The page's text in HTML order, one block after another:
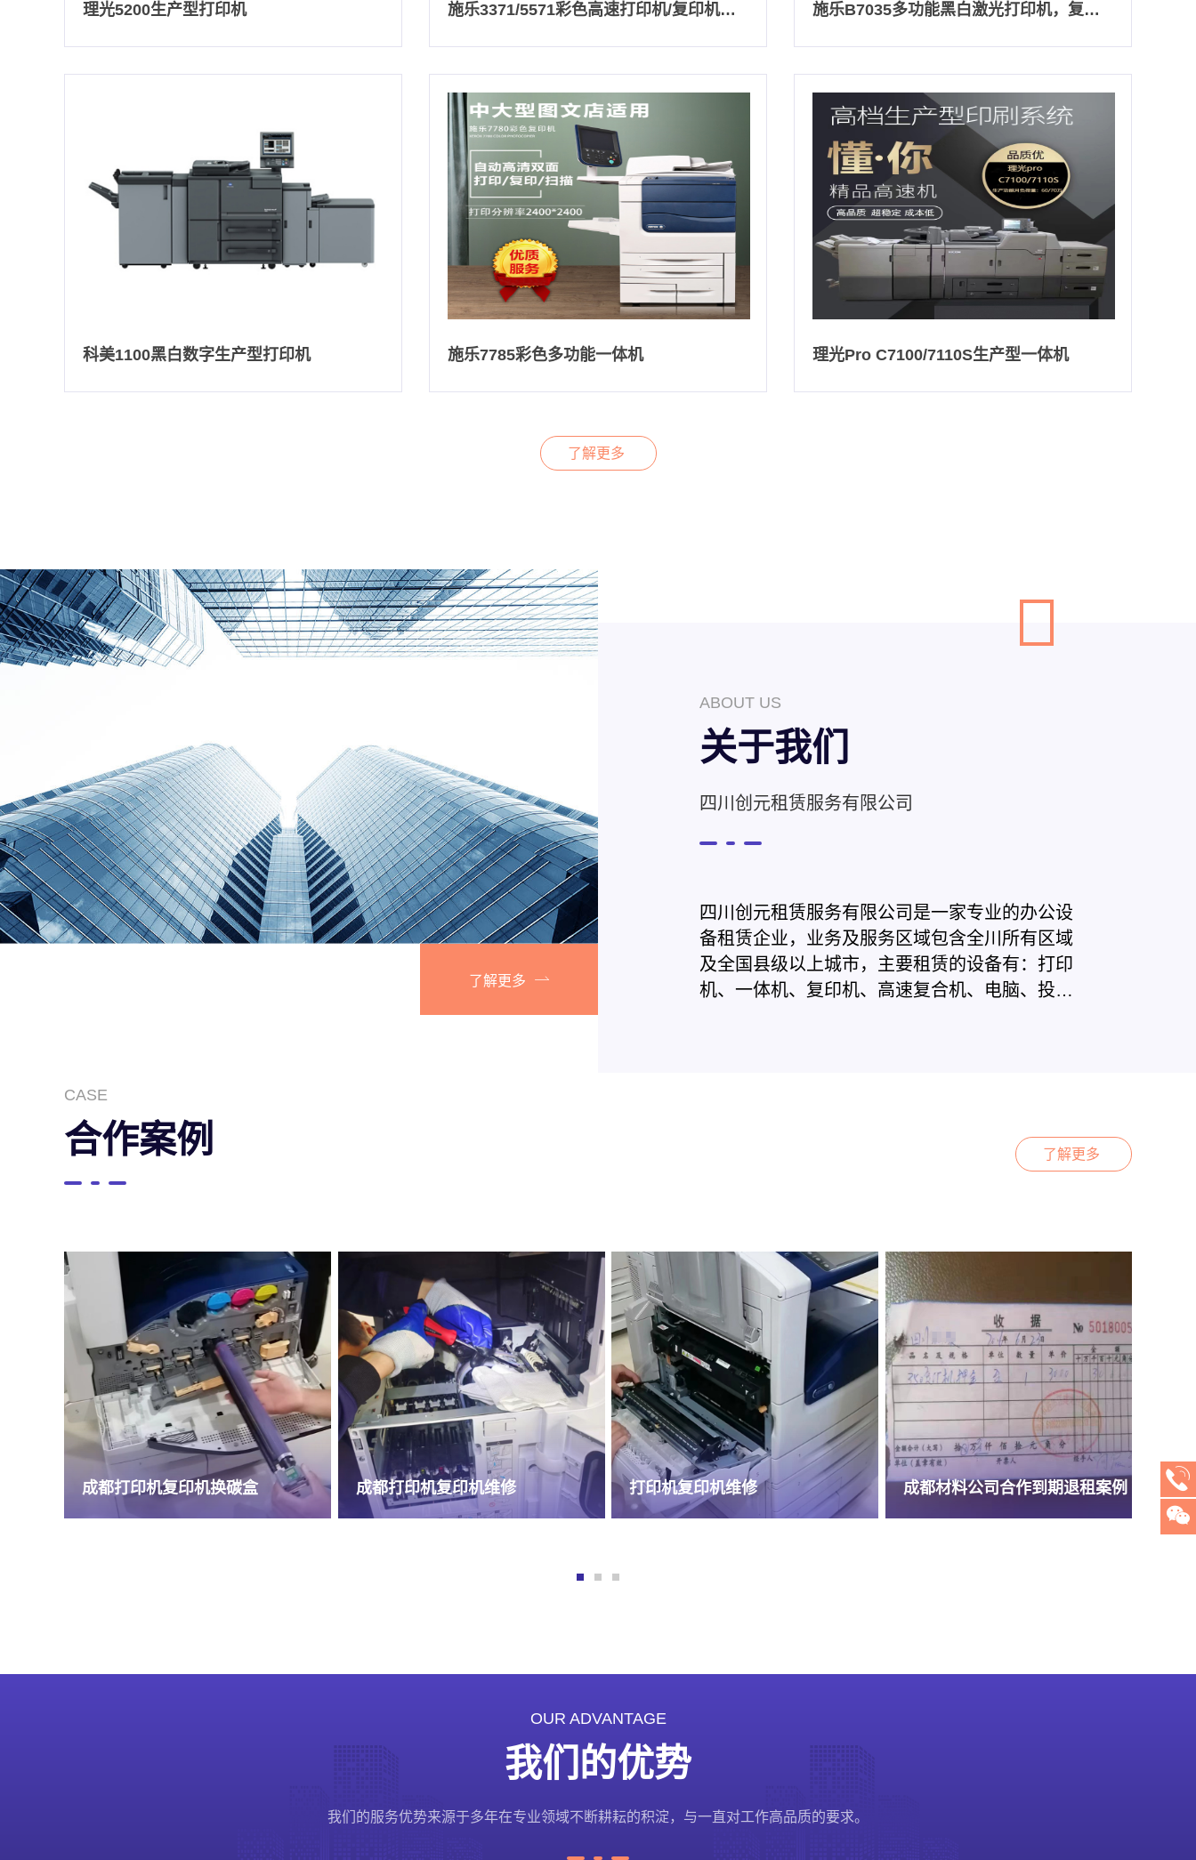
理光5200生产型打印机 施乐3371/5571彩色高速打印机/复印机，多张复印/多张扫描，办公速度快 施乐B7035多功能黑白激光打印机，复印机 办公成本省省省
科美1100黑白数字生产型打印机 施乐7785彩色多功能一体机 理光Pro C7100/7110S生产型一体机
了解更多
了解更多
ABOUT US
关于我们
四川创元租赁服务有限公司
四川创元租赁服务有限公司是一家专业的办公设
备租赁企业，业务及服务区域包含全川所有区域
及全国县级以上城市，主要租赁的设备有：打印
机、一体机、复印机、高速复合机、电脑、投影
CASE
合作案例 了解更多
成都打印机复印机维修 打印机复印机维修 成都材料公司合作到期退租案例 招标公司租赁黑白激光打印一体机 财
OUR ADVANTAGE
我们的优势
我们的服务优势来源于多年在专业领域不断耕耘的积淀，与一直对工作高品质的要求。